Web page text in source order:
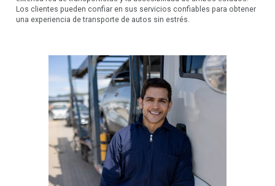
Los clientes pueden confiar en sus servicios confiables para obtener
una experiencia de transporte de autos sin estrés.